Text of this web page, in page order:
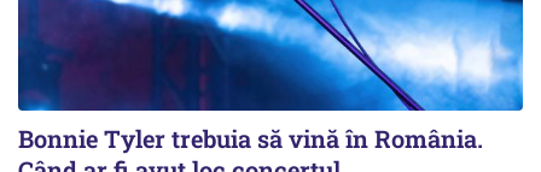
Bonnie Tyler trebuia să vină în România.